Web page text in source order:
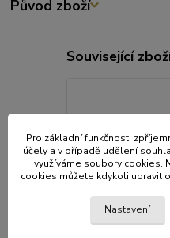
Původ zboží
Související
Pro základní funkčnost,
účely a v případě udělení
využíváme soubory cookies.
cookies můžete kdykoli upravit
Nastavení